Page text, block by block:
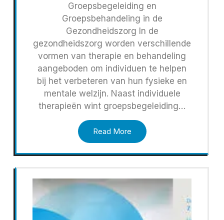
Groepsbegeleiding en
Groepsbehandeling in de
Gezondheidszorg In de
gezondheidszorg worden verschillende
vormen van therapie en behandeling
aangeboden om individuen te helpen
bij het verbeteren van hun fysieke en
mentale welzijn. Naast individuele
therapieën wint groepsbegeleiding…
Read More